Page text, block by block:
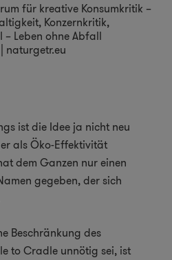
für kreative Konsumkritik –
Konzernkritik,
Leben ohne Abfall
naturgetr.eu
ist die Idee ja nicht neu
als Öko-Effektivität
dem Ganzen nur einen
gegeben, der sich
Beschränkung des
to Cradle unnötig sei, ist